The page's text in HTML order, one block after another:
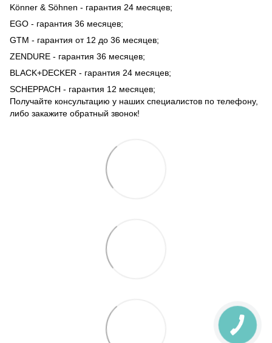
Könner & Söhnen - гарантия 24 месяцев;
EGO - гарантия 36 месяцев;
GTM - гарантия от 12 до 36 месяцев;
ZENDURE - гарантия 36 месяцев;
BLACK+DECKER - гарантия 24 месяцев;
SCHEPPACH - гарантия 12 месяцев;
Получайте консультацию у наших специалистов по телефону,
либо закажите обратный звонок!